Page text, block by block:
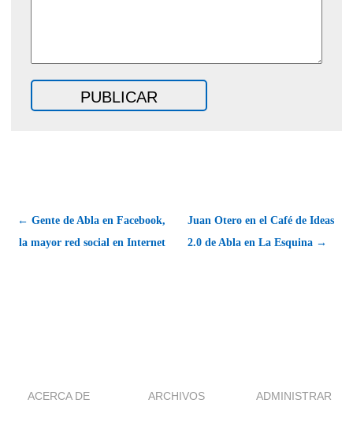
← Gente de Abla en Facebook,
la mayor red social en Internet
Juan Otero en el Café de Ideas
2.0 de Abla en La Esquina →
ACERCA DE ARCHIVOS ADMINISTRAR